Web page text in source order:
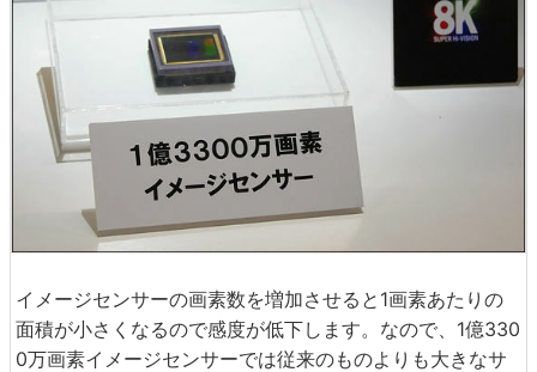
イメージセンサーの画素数を増加させると1画素あたりの
面積が小さくなるので感度が低下します。なので、1億330
0万画素イメージセンサーでは従来のものよりも大きなサ